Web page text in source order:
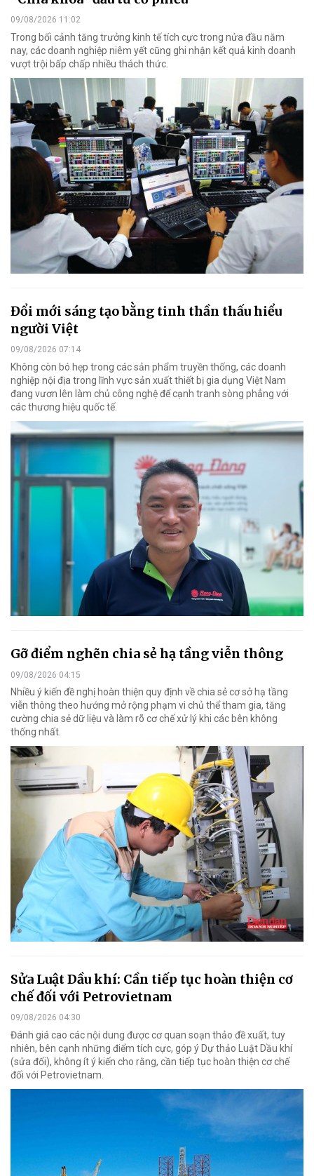
09/08/2026 11:02
Trong bối cảnh tăng trưởng kinh tế tích cực trong nửa đầu năm
nay, các doanh nghiệp niêm yết cũng ghi nhận kết quả kinh doanh
vượt trội bấp chấp nhiều thách thức.
Đổi mới sáng tạo bằng tinh thần thấu hiểu
người Việt
09/08/2026 07:14
Không còn bó hẹp trong các sản phẩm truyền thống, các doanh
nghiệp nội địa trong lĩnh vực sản xuất thiết bị gia dụng Việt Nam
đang vươn lên làm chủ công nghệ để cạnh tranh sòng phẳng với
các thương hiệu quốc tế.
Gỡ điểm nghẽn chia sẻ hạ tầng viễn thông
09/08/2026 04:15
Nhiều ý kiến đề nghị hoàn thiện quy định về chia sẻ cơ sở hạ tầng
viễn thông theo hướng mở rộng phạm vi chủ thể tham gia, tăng
cường chia sẻ dữ liệu và làm rõ cơ chế xử lý khi các bên không
thống nhất.
Sửa Luật Dầu khí: Cần tiếp tục hoàn thiện cơ
chế đối với Petrovietnam
09/08/2026 04:30
Đánh giá cao các nội dung được cơ quan soạn thảo đề xuất, tuy
nhiên, bên cạnh những điểm tích cực, góp ý Dự thảo Luật Dầu khí
(sửa đổi), không ít ý kiến cho rằng, cần tiếp tục hoàn thiện cơ chế
đối với Petrovietnam.